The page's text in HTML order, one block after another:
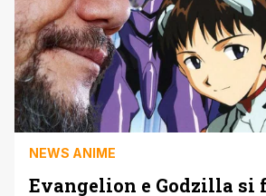
NEWS ANIME
Evangelion e Godzilla si